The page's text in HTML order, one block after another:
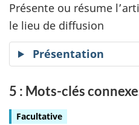
Présente ou résume
le lieu de diffusion
Présentation
5 : Mots-clés
Facultative